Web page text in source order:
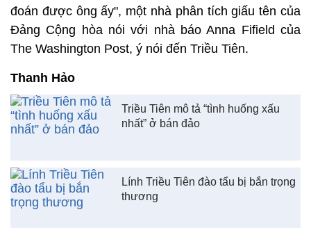
đoán được ông ấy", một nhà phân tích giấu tên của
Đảng Cộng hòa nói với nhà báo Anna Fifield của
The Washington Post, ý nói đến Triều Tiên.
Thanh Hảo
Triều Tiên mô tả “tình huống xấu
nhất” ở bán đảo
Lính Triều Tiên đào tẩu bị bắn trọng
thương